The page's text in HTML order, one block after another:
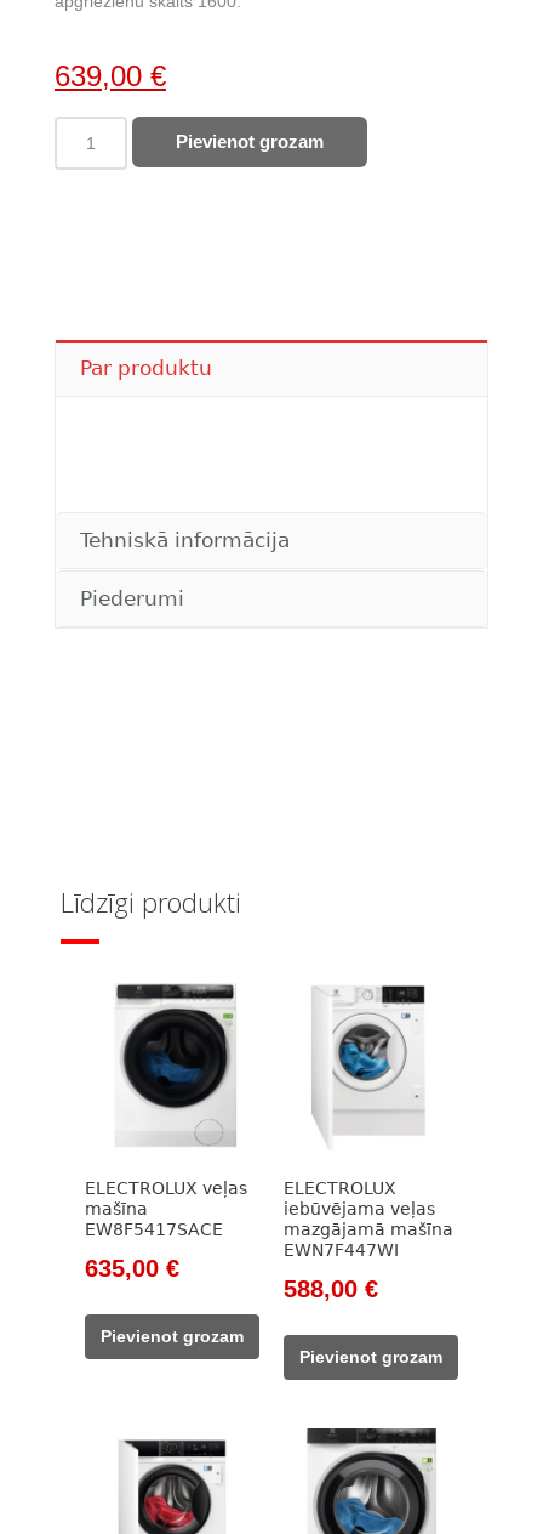
Original
price
was:
639,00 €Current
price
is:
veļas
Pievienot grozam
Par produktu
Tehniskā informācija
Piederumi
Līdzīgi produkti
ELECTROLUX veļas
mašīna
EW8F5417SACE
Original
was:
914,00 €.
635,00 €Current
635,00 €.
Pievienot grozam
ELECTROLUX
iebūvējama veļas
mazgājamā mašīna
EWN7F447WI
Original
was:
824,00 €.
588,00 €Current
588,00 €.
Pievienot grozam